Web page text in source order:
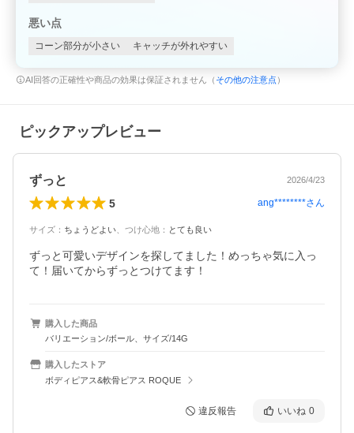
悪い点
コーン部分が小さい キャッチが外れやすい
AI回答の正確性や商品の効果は保証されません（ その他の注意点 ）
ピックアップレビュー
ずっと 2026/4/23
5 ang********さん
サイズ ： ちょうどよい つけ心地 ： とても良い
ずっと可愛いデザインを探してました！めっちゃ気に入っ
て！届いてからずっとつけてます！
購入した商品
バリエーション/ボール、サイズ/14G
購入したストア
ボディピアス&軟骨ピアス ROQUE
違反報告 いいね 0